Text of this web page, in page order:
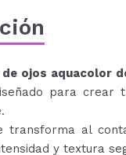
ojos aquacolor
para crear
transforma al
y textura